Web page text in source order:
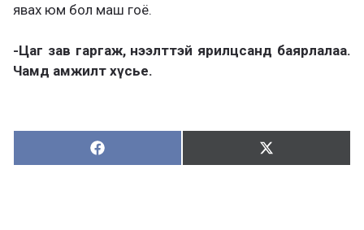
явах юм бол маш гоё.
-Цаг зав гаргаж, нээлттэй ярилцсанд баярлалаа.
Чамд амжилт хүсье.
Хуваалцах:
Х
у
Түгээх:
Т